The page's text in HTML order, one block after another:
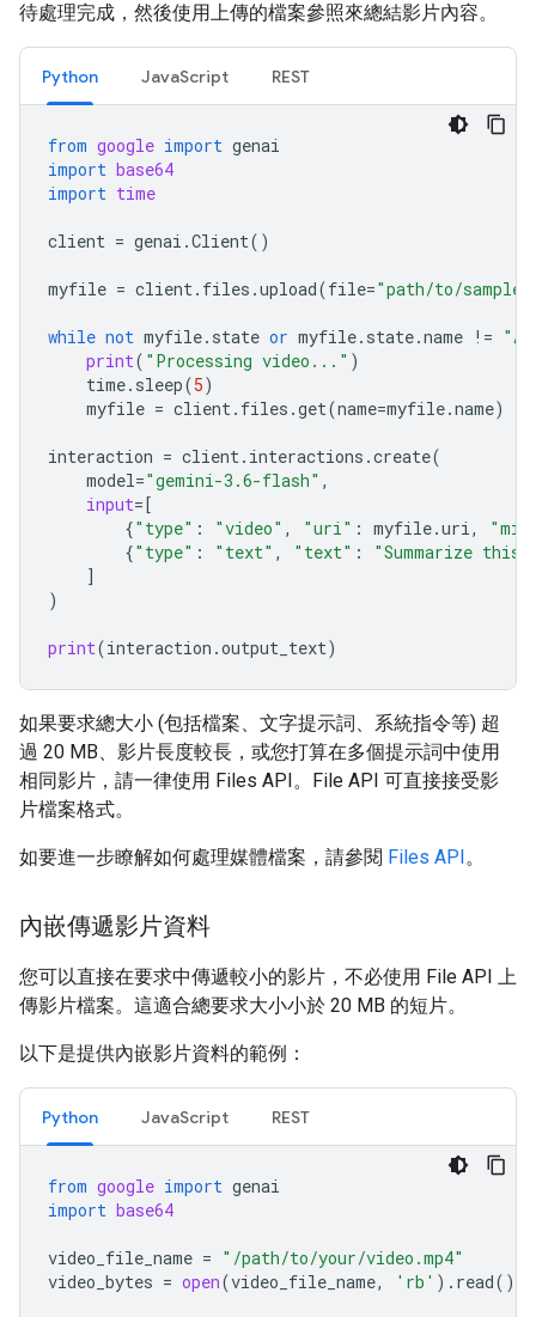
待處理完成，然後使用上傳的檔案參照來總結影片內容。
Python JavaScript REST
from google import genai
import base64
import time
client = genai .Client()
myfile = client. files .upload(file="path/to/
while not myfile. state or myfile. state.name !=
print( "Processing video..." )
time. sleep(5)
myfile = client. files .get(name=myfile.name)
interaction = client. interactions .create(
model="gemini-3.6-flash" ,
input=[
{"type" : "video" , "uri" : myfile.uri,
{"type" : "text" , "text" :
"Summarize
]
)
print(interaction .output_text)
如果要求總大小 (包括檔案、文字提示詞、系統指令等) 超
過 20 MB、影片長度較長，或您打算在多個提示詞中使用
相同影片，請一律使用 Files API。File API 可直接接受影
片檔案格式。
如要進一步瞭解如何處理媒體檔案，請參閱 Files API。
內嵌傳遞影片資料
您可以直接在要求中傳遞較小的影片，不必使用 File API 上
傳影片檔案。這適合總要求大小小於 20 MB 的短片。
以下是提供內嵌影片資料的範例：
Python JavaScript REST
from google import genai
import base64
video_file_name = "/path/to/your/video.mp4"
video_bytes = open(video_file_name, 'rb' ) . read()